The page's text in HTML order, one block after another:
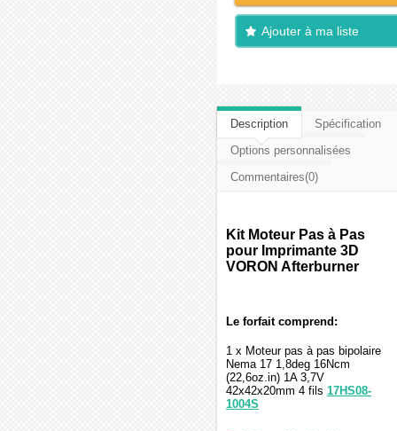
Ajouter à ma liste
Description
Spécification
Options personnalisées
Commentaires(0)
Kit Moteur Pas à Pas
pour Imprimante 3D
VORON Afterburner
Le forfait comprend:
1 x Moteur pas à pas bipolaire
Nema 17 1,8deg 16Ncm
(22,6oz.in) 1A 3,7V
42x42x20mm 4 fils 17HS08-
1004S